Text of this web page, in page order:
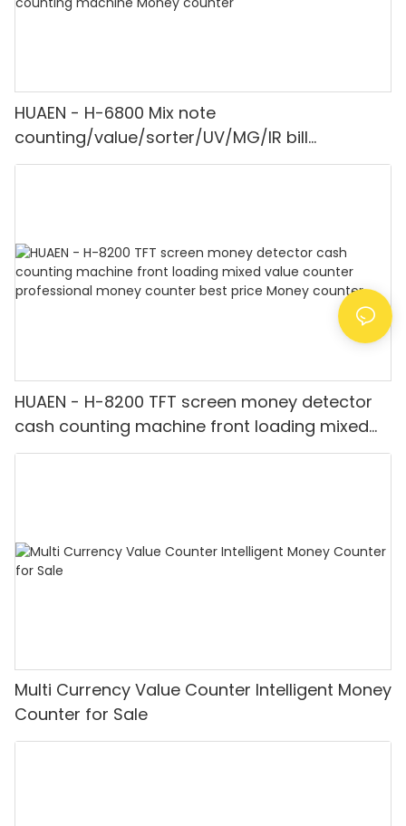
HUAEN - H-6800 Mix note
counting/value/sorter/UV/MG/IR bill
counter/money counting machine Money
HUAEN - H-8200 TFT screen money detector
cash counting machine front loading mixed
value counter professional money counter
Multi Currency Value Counter Intelligent Money
Counter for Sale